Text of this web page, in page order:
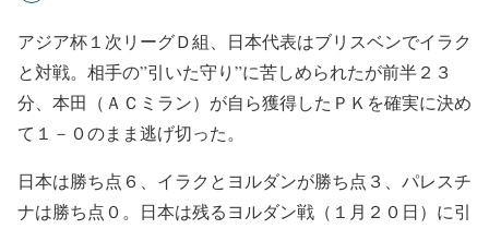
アジア杯１次リーグＤ組、日本代表はブリスベンでイラク
と対戦。相手の”引いた守り”に苦しめられたが前半２３
分、本田（ＡＣミラン）が自ら獲得したＰＫを確実に決め
て１－０のまま逃げ切った。
日本は勝ち点６、イラクとヨルダンが勝ち点３、パレスチ
ナは勝ち点０。日本は残るヨルダン戦（１月２０日）に引